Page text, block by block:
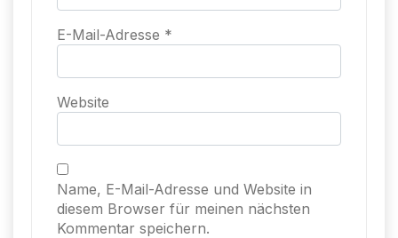
E-Mail-Adresse *
Website
Name, E-Mail-Adresse und Website in
diesem Browser für meinen nächsten
Kommentar speichern.